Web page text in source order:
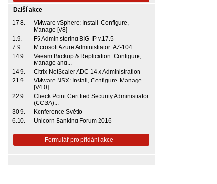
Další akce
17.8.
VMware vSphere: Install, Configure,
Manage [V8]
1.9.
F5 Administering BIG-IP v.17.5
7.9.
Microsoft Azure Administrator: AZ-104
14.9.
Veeam Backup & Replication: Configure,
Manage and...
14.9.
Citrix NetScaler ADC 14.x Administration
21.9.
VMware NSX: Install, Configure, Manage
[V4.0]
22.9.
Check Point Certified Security Administrator
(CCSA)...
30.9.
Konference Světlo
6.10.
Unicorn Banking Forum 2016
Formulář pro přidání akce